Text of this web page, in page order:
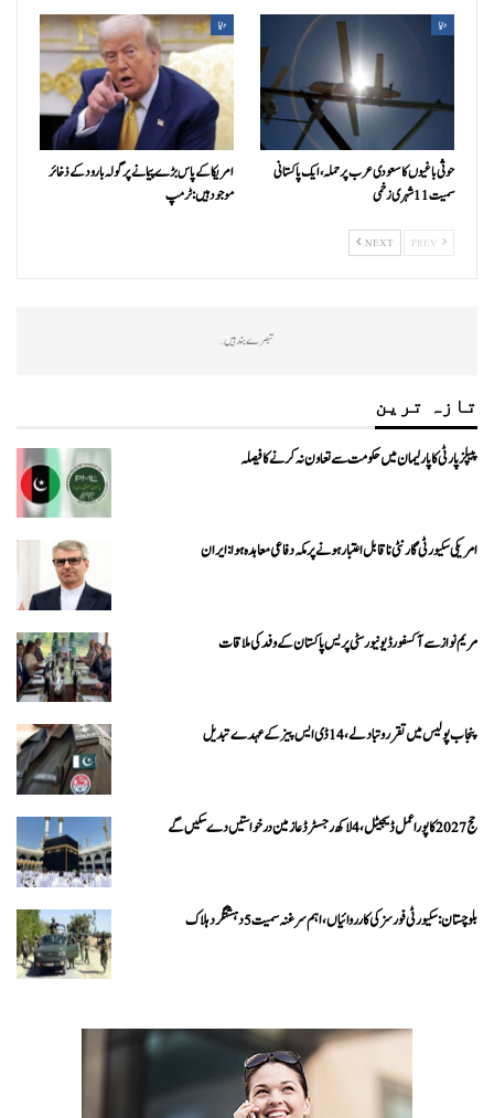
دنیا
حوثی باغیوں کا سعودی عرب پر حملہ، ایک پاکستانی
سمیت 11 شہری زخمی
دنیا
امریکا کے پاس بڑے پیمانے پر گولہ بارود کے ذخائر
موجود ہیں: ٹرمپ
NEXT
تبصرے بند ہیں.
تازہ ترین
پیپلزپارٹی کا پارلیمان میں حکومت سے تعاون نہ کرنے کا فیصلہ
امریکی سکیورٹی گارنٹی ناقابل اعتبار ہونے پر مکہ دفاعی معاہدہ ہوا: ایران
مریم نواز سے آکسفورڈ یونیورسٹی پریس پاکستان کے وفد کی ملاقات
پنجاب پولیس میں تقرر و تبادلے، 14 ڈی ایس پیز کے عہدے تبدیل
حج 2027 کا پورا عمل ڈیجیٹل، 4 لاکھ رجسٹرڈ عازمین درخواستیں دے سکیں گے
بلوچستان: سکیورٹی فورسز کی کارروائیاں، اہم سرغنہ سمیت 5 دہشتگرد ہلاک